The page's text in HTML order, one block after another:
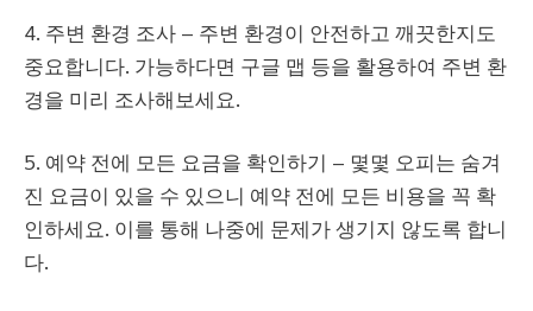
4. 주변 환경 조사 – 주변 환경이 안전하고 깨끗한지도
중요합니다. 가능하다면 구글 맵 등을 활용하여 주변 환
경을 미리 조사해보세요.
5. 예약 전에 모든 요금을 확인하기 – 몇몇 오피는 숨겨
진 요금이 있을 수 있으니 예약 전에 모든 비용을 꼭 확
인하세요. 이를 통해 나중에 문제가 생기지 않도록 합니
다.